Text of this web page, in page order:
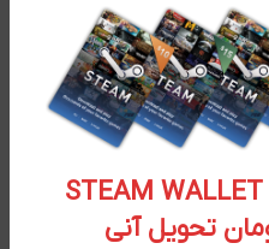
STEAM WALLET